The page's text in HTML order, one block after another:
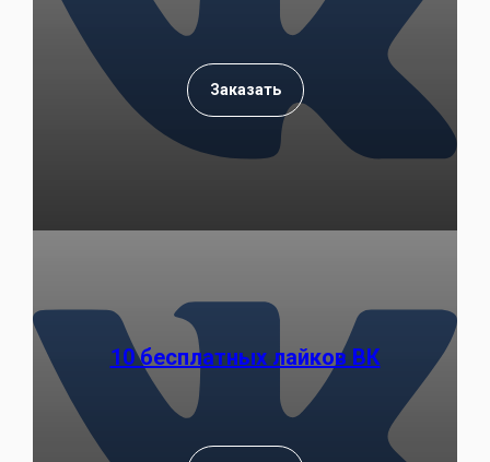
Заказать
10 бесплатных лайков ВК